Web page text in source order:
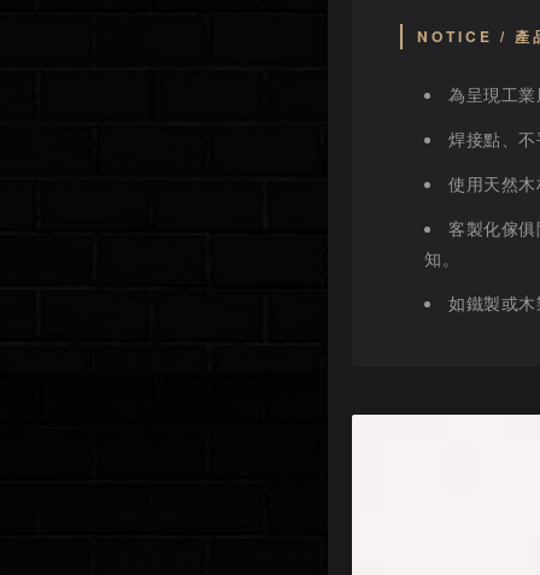
NOTICE / 產
為呈現工
焊接點、
使用天然
客製化傢
知。
如鐵製或